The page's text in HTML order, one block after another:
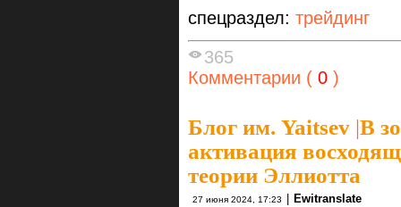
спецраздел: трейдинг
365
Комментарии ( 0 )
Блог им. Yaitsev |В
активация
теории Эллиотта
27 июня 2024, 17:23 Ewitranslate